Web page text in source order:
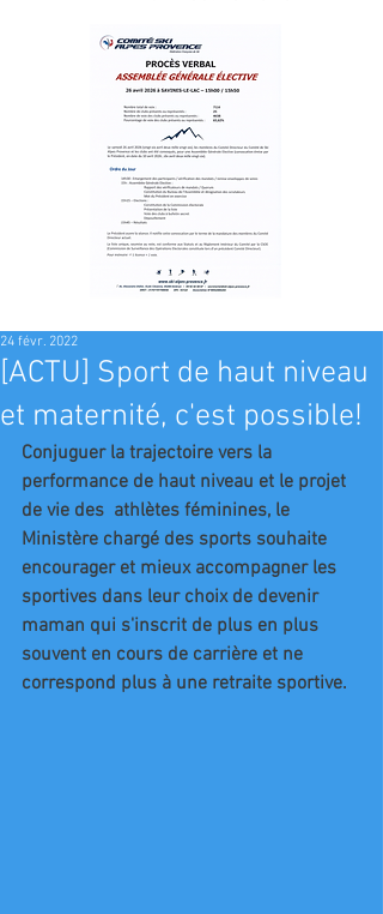
[ACTU] Sport de haut niveau
et maternité, c'est possible!
24 févr. 2022
Conjuguer la trajectoire vers la
performance de haut niveau et le projet
de vie des  athlètes féminines, le
Ministère chargé des sports souhaite
encourager et mieux accompagner les
sportives dans leur choix de devenir
maman qui s'inscrit de plus en plus
souvent en cours de carrière et ne
correspond plus à une retraite sportive.